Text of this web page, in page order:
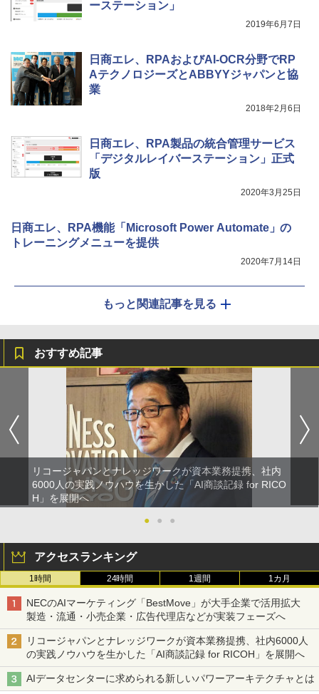
ーステーション」
2019年6月7日
日商エレ、RPAおよびAI-OCR分野でRP
AテクノロジーズとABBYYジャパンと協
業
2018年2月6日
日商エレ、RPA製品の統合管理サービス
「デジタルレイバーステーション」正式
版
2020年3月25日
日商エレ、RPA機能「Microsoft Power Automate」の
トレーニングメニューを提供
2020年7月14日
もっと関連記事を見る
おすすめ記事
リコージャパンとナレッジワークが資本業務提携、社内
6000人の実践ノウハウを生かした「AI商談記録 for RICO
H」を展開へ
●
● ●
アクセスランキング
1時間 24時間 1週間 1カ月
NECのAIマーケティング「BestMove」が大手企業で活用拡大
製造・流通・小売企業・広告代理店などが実装フェーズへ
リコージャパンとナレッジワークが資本業務提携、社内6000人
の実践ノウハウを生かした「AI商談記録 for RICOH」を展開へ
AIデータセンターに求められる新しいパワーアーキテクチャとは